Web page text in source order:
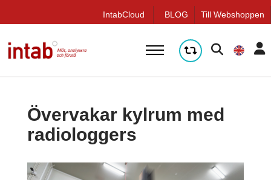
IntabCloud BLOG Till Webshoppen
Övervakar kylrum med
radiologgers